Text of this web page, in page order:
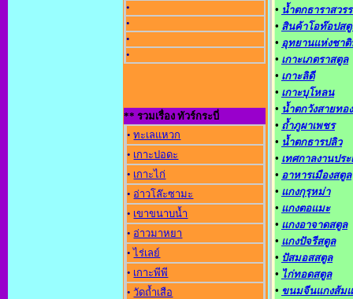
•
•
•
•
** รวมเรื่อง ทัวร์กระบี่
•ทะเลแหวก
• เกาะปอดะ
• เกาะไก่
• อ่าวโล๊ะซามะ
• เขาขนาบน้ำ
• อ่าวมาหยา
• ไร่เลย์
• เกาะพีพี
•วัดถ้ำเสือ
• น้ำตกธาราสวร
• สินค้าโอท๊อปส
• อุทยานแห่งชาติ
• เกาะเภตราสตูล
• เกาะลิดี
• เกาะบุโหลน
• น้ำตกวังสายทอง
• ถ้ำภูผาเพชร
• น้ำตกธารปลิว
• เทศกาลงานปร
• อาหารเมืองสตูล
• แกงกุรุหม่า
• แกงตอแมะ
• แกงอาจาดสตูล
• แกงปัจรีสตูล
• ปัสมอสสตูล
• ไก่ทอดสตูล
• ขนมจีนแกงส้ม